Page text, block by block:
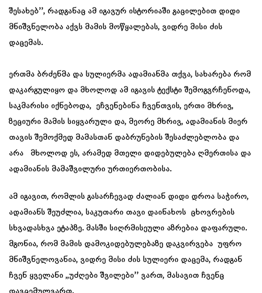
შესახებ’’, რადგანაც ამ იგავურ ისტორიაში გაცილებით დიდი
მნიშვნელობა აქვს მამის მოწყალებას, ვიდრე მისი ძის
დაცემას.
ერთმა ბრძენმა და სულიერმა ადამიანმა თქვა, სახარება რომ
დაკარგულიყო და მხოლოდ ამ იგავის ტექსტი შემოგვრჩენოდა,
საკმარისი იქნებოდა, ეჩვენებინა ჩვენთვის, ერთი მხრივ,
ზეციური მამის სიყვარული და, მეორე მხრივ, ადამიანის მიერ
თავის შემოქმედ მამასთან დაბრუნების შესაძლებლობა და
არა მხოლოდ ეს, არამედ მთელი დიდებულება ღმერთისა და
ადამიანის მამაშვილური ურთიერთობისა.
ამ იგავით, რომლის გასარჩევად ძალიან დიდი დროა საჭირო,
ადამიანს შეუძლია, საკუთარი თავი დაინახოს ცხოვრების
სხვადასხვა ეტაპზე. მასში სიღრმისეული აზრებია დაფარული.
მგონია, რომ მამის დამოკიდებულებაზე დაკვირვება უფრო
მნიშვნელოვანია, ვიდრე მისი ძის სულიერი დაცემა, რადგან
ჩვენ ყველანი ,,უძღები შვილები’’ ვართ, მასავით ჩვენც